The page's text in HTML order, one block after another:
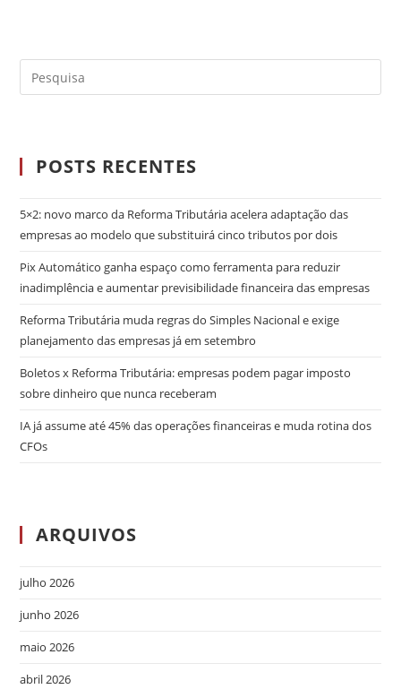
POSTS RECENTES
5×2: novo marco da Reforma Tributária acelera adaptação das
empresas ao modelo que substituirá cinco tributos por dois
Pix Automático ganha espaço como ferramenta para reduzir
inadimplência e aumentar previsibilidade financeira das empresas
Reforma Tributária muda regras do Simples Nacional e exige
planejamento das empresas já em setembro
Boletos x Reforma Tributária: empresas podem pagar imposto
sobre dinheiro que nunca receberam
IA já assume até 45% das operações financeiras e muda rotina dos
CFOs
ARQUIVOS
julho 2026
junho 2026
maio 2026
abril 2026